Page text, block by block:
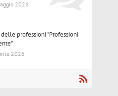
2026
professioni "Professioni
2026